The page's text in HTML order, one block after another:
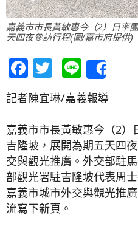
嘉義市市長黃敏惠今（2）日率
天四夜參訪行程(圖/嘉市府提供)
Facebook
Twitter
Line
記者陳宜琳/嘉義報導
嘉義市市長黃敏惠今（2）
吉隆坡，展開為期五天四
交與觀光推廣。外交部駐
部觀光署駐吉隆坡代表周
嘉義市城市外交與觀光推
流寫下新頁。